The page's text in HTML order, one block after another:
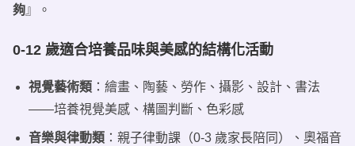
夠』。
0-12 歲適合培養品味與美感的結構化活動
視覺藝術類 ：繪畫、陶藝、勞作、攝影、設計、書法
——培養視覺美感、構圖判斷、色彩感
音樂與律動類 ：親子律動課（0-3 歲家長陪同）、奧福音